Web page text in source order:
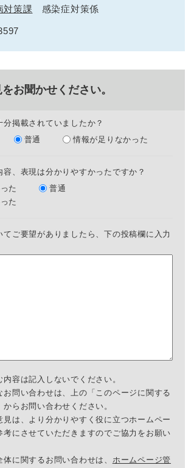
対策課 感染症対策係
お聞かせください。
分掲載されていましたか？
普通 情報が足りなかった
容、表現は分かりやすかったですか？
た
普通
た
てご要望がありましたら、下の投稿欄に入力
容は記入しないでください。
問い合わせは、上の「このページに関する
らお問い合わせください。
は、より分かりやすく役に立つホームペー
考にさせていただきますのでご協力をお願い
に関するお問い合わせは、 ホームページ管